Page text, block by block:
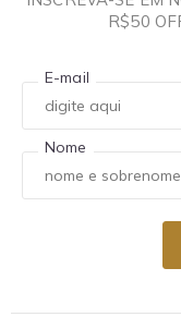
R$50
E-mail
Nome